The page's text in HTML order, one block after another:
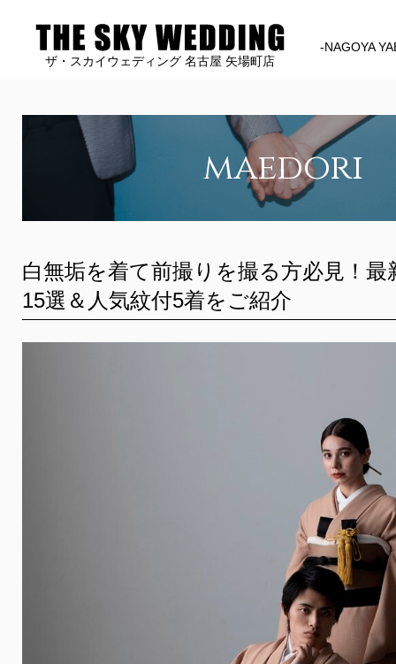
ザ・スカイウェディング 名古屋 矢場町店
-NAGOYA
maedori
白無垢を着て前撮りを撮る方必見！最
15選＆人気紋付5着をご紹介